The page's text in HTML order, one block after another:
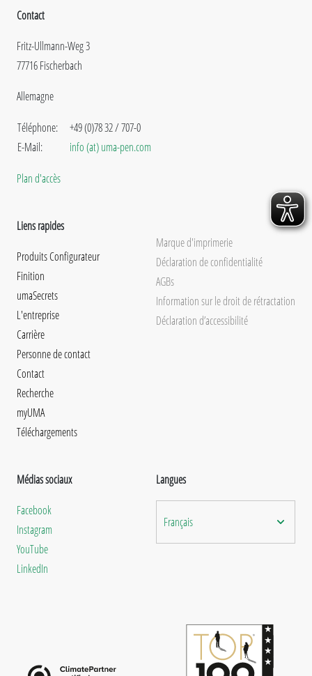
Contact
Fritz-Ullmann-Weg 3
77716 Fischerbach
Allemagne
Téléphone:
E-Mail:
+49 (0)78 32 / 707-0
info (at) uma-pen.com
Plan d'accès
Liens rapides
Produits Configurateur
Finition
umaSecrets
L'entreprise
Carrière
Personne de contact
Contact
Recherche
myUMA
Téléchargements
Marque d'imprimerie
Déclaration de confidentialité
AGBs
Information sur le droit de rétractation
Déclaration d’accessibilité
Médias sociaux
Facebook
Instagram
YouTube
LinkedIn
Langues
Français